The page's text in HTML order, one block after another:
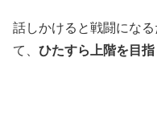
話しかけると戦闘にな
て、 ひたすら上階を目指